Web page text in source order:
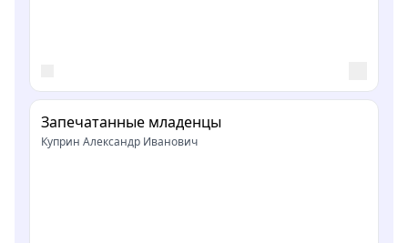
Запечатанные младенцы
Куприн Александр Иванович